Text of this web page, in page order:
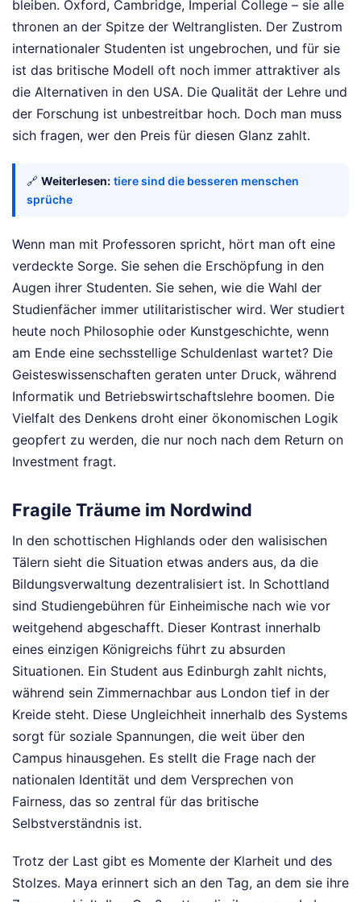
bleiben. Oxford, Cambridge, Imperial College – sie alle
thronen an der Spitze der Weltranglisten. Der Zustrom
internationaler Studenten ist ungebrochen, und für sie
ist das britische Modell oft noch immer attraktiver als
die Alternativen in den USA. Die Qualität der Lehre und
der Forschung ist unbestreitbar hoch. Doch man muss
sich fragen, wer den Preis für diesen Glanz zahlt.
🔗 Weiterlesen: tiere sind die besseren menschen
sprüche
Wenn man mit Professoren spricht, hört man oft eine
verdeckte Sorge. Sie sehen die Erschöpfung in den
Augen ihrer Studenten. Sie sehen, wie die Wahl der
Studienfächer immer utilitaristischer wird. Wer studiert
heute noch Philosophie oder Kunstgeschichte, wenn
am Ende eine sechsstellige Schuldenlast wartet? Die
Geisteswissenschaften geraten unter Druck, während
Informatik und Betriebswirtschaftslehre boomen. Die
Vielfalt des Denkens droht einer ökonomischen Logik
geopfert zu werden, die nur noch nach dem Return on
Investment fragt.
Fragile Träume im Nordwind
In den schottischen Highlands oder den walisischen
Tälern sieht die Situation etwas anders aus, da die
Bildungsverwaltung dezentralisiert ist. In Schottland
sind Studiengebühren für Einheimische nach wie vor
weitgehend abgeschafft. Dieser Kontrast innerhalb
eines einzigen Königreichs führt zu absurden
Situationen. Ein Student aus Edinburgh zahlt nichts,
während sein Zimmernachbar aus London tief in der
Kreide steht. Diese Ungleichheit innerhalb des Systems
sorgt für soziale Spannungen, die weit über den
Campus hinausgehen. Es stellt die Frage nach der
nationalen Identität und dem Versprechen von
Fairness, das so zentral für das britische
Selbstverständnis ist.
Trotz der Last gibt es Momente der Klarheit und des
Stolzes. Maya erinnert sich an den Tag, an dem sie ihre